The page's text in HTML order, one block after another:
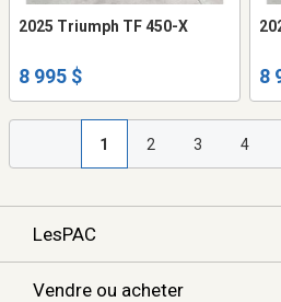
2025 Triumph TF 450-X
8 995 $ 8
1 2 3 4
LesPAC
Vendre ou acheter